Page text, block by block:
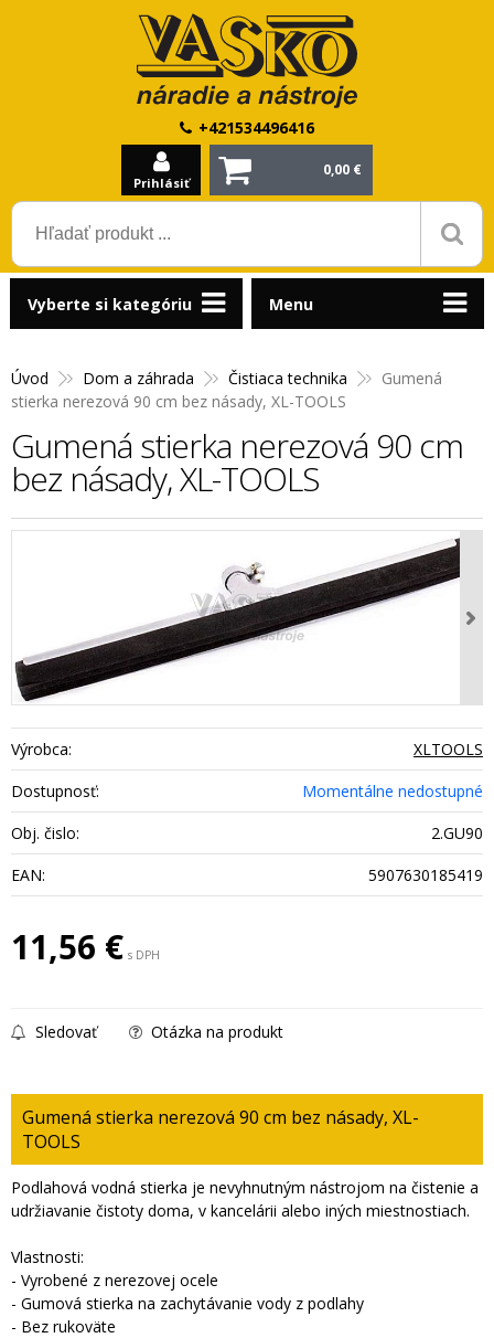
+421534496416
Prihlásiť
0,00 €
Úvod Dom a záhrada Čistiaca technika
Gumená
stierka nerezová 90 cm bez násady, XL-TOOLS
Gumená stierka nerezová 90 cm
bez násady, XL-TOOLS
Výrobca:
XLTOOLS
Dostupnosť:
Momentálne nedostupné
Obj. čislo:
2.GU90
EAN:
5907630185419
11,56 € s DPH
Sledovať Otázka na produkt
Gumená stierka nerezová 90 cm bez násady, XL-
TOOLS
Podlahová vodná stierka je nevyhnutným nástrojom na čistenie a
udržiavanie čistoty doma, v kancelárii alebo iných miestnostiach.
Vlastnosti:
- Vyrobené z nerezovej ocele
- Gumová stierka na zachytávanie vody z podlahy
- Bez rukoväte
Vyberte si kategóriu Menu